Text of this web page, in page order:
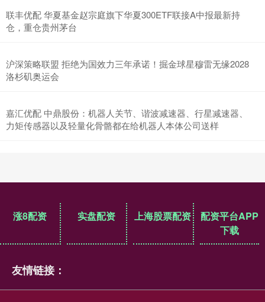
联丰优配 华夏基金赵宗庭旗下华夏300ETF联接A中报最新持
仓，重仓贵州茅台
沪深策略联盟 拒绝为国效力三年承诺！掘金球星穆雷无缘2028
洛杉矶奥运会
嘉汇优配 中鼎股份：机器人关节、谐波减速器、行星减速器、
力矩传感器以及轻量化骨骼都在给机器人本体公司送样
涨8配资 实盘配资 上海股票配资
配资平台APP
下载
友情链接：